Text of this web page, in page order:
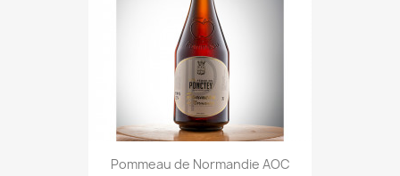
Pommeau de Normandie AOC